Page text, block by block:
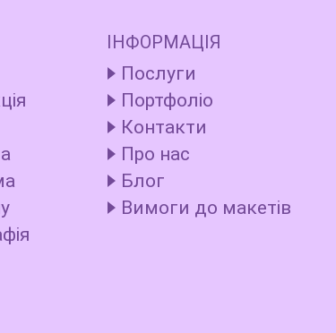
ІНФОРМАЦІЯ
Послуги
Портфоліо
Контакти
Про нас
Блог
Вимоги до макетів